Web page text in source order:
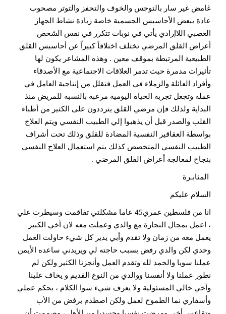
غامض غير سار بالتوجس والخوف والتحفز والتوتر مصحوب
عادة ببعض الأحاسيس الجسمية خاصة زيادة نشاط الجهاز
العصبي اللاإرادي يأتي في نوبات تتكرر في نفس الشخص
أعراض القلق المرضي تختلف اختلافاً كبيراً عن أحاسيس القلق
الطبيعية المرتبطة بموقف معين . وهذه المشاعر يكون لها
تأثيرات مدمرة حيث تدمر العلاقات الاجتماعية مع الأصدقاء
وأفراد العائلة والزملاء في العمل فتقلل من إنتاجية العامل في
عمله وتجعل تجربة الحياة اليومية مرعبة بالنسبة للمريض منذ
البداية ولذلك فإن مرضي القلق يترددون على الكثير من أطباء
القلب والصدر قبل أن يذهبوا إلي الطبيب النفسي ويتم العلاج
بواسطة العقاقير النفسية المضادة للقلق وذلك تحت أشراف
الطبيب النفسي المتخصص كذلك يتم استعمال العلاج النفسي
بنجاح لمعالجة أعراض القلق المرضي .
المثابـرة
السلام عليكم
انا من فلسطين عمري45 عاما مشكلتي تفاقمت وسيطرت علي
، اعمل بمجال التجارة مع والدي وعملت معه لان أخي الكبير
يعمل معه من زمان ولا تقدم وأبي يدير كل شيء حاولت العمل
وحدي لكن والدي رفض بسبب حاجته لي ويريدني ساعده الأيمن
عملنا سويا والحمد لله وتقدم العمل وأنجزنا الكثير ولكن لم
نطور عملنا ولا أنفسنا ووالدي من النوع القديم و يخاف علينا
وأخي خالي المسئولية ولا يعرف شيء سوا الكلام ، بحكم عملي
وأسفاري نما الطموح لعمل ولكن اصطدم برفض من الأب